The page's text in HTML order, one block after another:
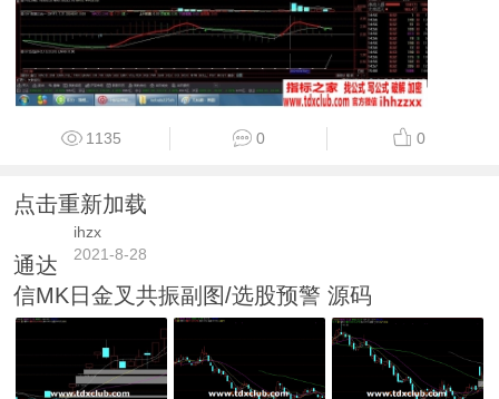
1135 0 0
点击重新加载
ihzx
2021-8-28
通达
信MK日金叉共振副图/选股预警 源码